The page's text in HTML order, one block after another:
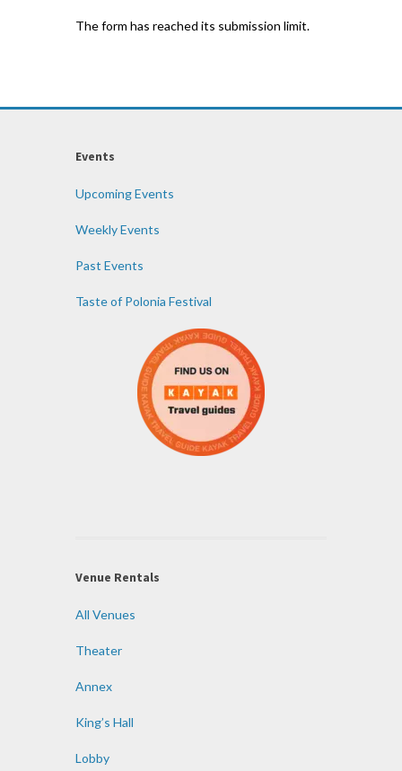
The form has reached its submission limit.
Events
Upcoming Events
Weekly Events
Past Events
Taste of Polonia Festival
Venue Rentals
All Venues
Theater
Annex
King’s Hall
Lobby